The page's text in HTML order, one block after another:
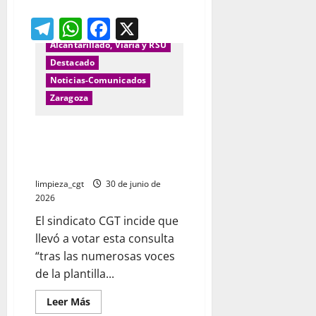
¿
Qué
hacer
ante
un
despido
o
fin
Telegram
WhatsApp
Facebook
Alcantarillado, Viaria y RSU
Destacado
Noticias-Comunicados
Zaragoza
limpieza_cgt
30 de junio de
2026
El sindicato CGT incide que
llevó a votar esta consulta
“tras las numerosas voces
de la plantilla...
Leer MásLeer
más